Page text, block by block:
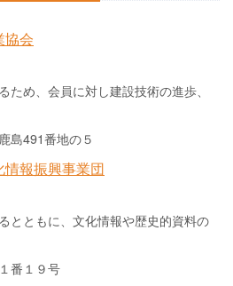
協会
ため、会員に対し建設技術の進歩、
島491番地の５
報振興事業団
とともに、文化情報や歴史的資料の
番１９号